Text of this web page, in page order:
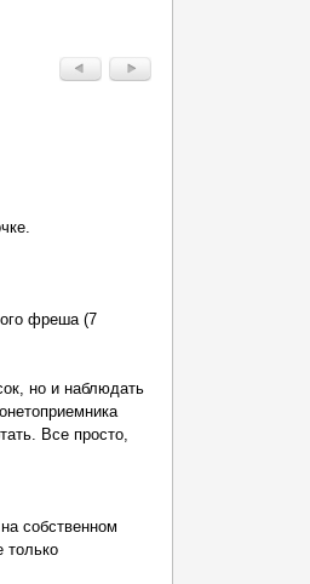
фреша (7
но и наблюдать
Все просто,
собственном
только